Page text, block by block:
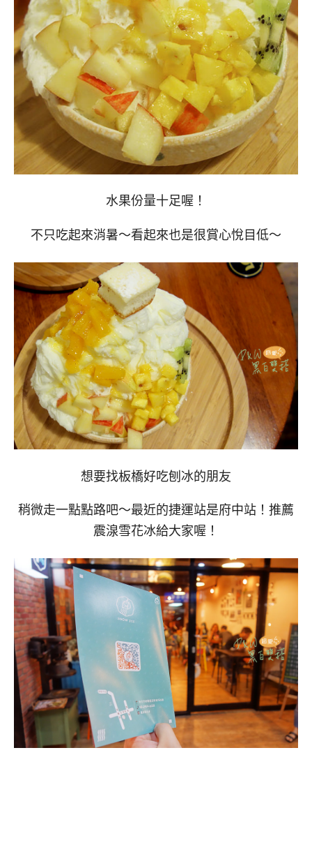
水果份量十足喔！
不只吃起來消暑～看起來也是很賞心悅目低～
想要找板橋好吃刨冰的朋友
稍微走一點點路吧～最近的捷運站是府中站！推薦
震湶雪花冰給大家喔！